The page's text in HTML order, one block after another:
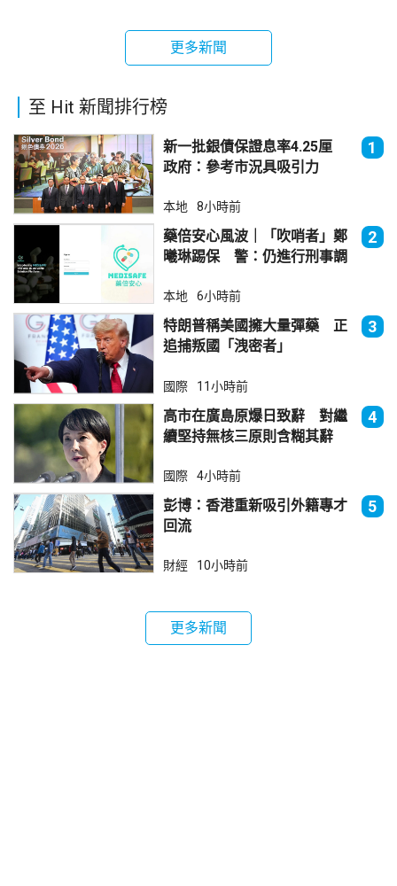
更多新聞
至 Hit 新聞排行榜
新一批銀債保證息率4.25厘
政府：參考市況具吸引力
1
本地 8小時前
藥倍安心風波｜「吹哨者」鄭
曦琳踢保 警：仍進行刑事調
2
本地 6小時前
特朗普稱美國擁大量彈藥 正
追捕叛國「洩密者」
3
國際 11小時前
高市在廣島原爆日致辭 對繼
續堅持無核三原則含糊其辭
4
國際 4小時前
彭博：香港重新吸引外籍專才
回流
5
財經 10小時前
更多新聞